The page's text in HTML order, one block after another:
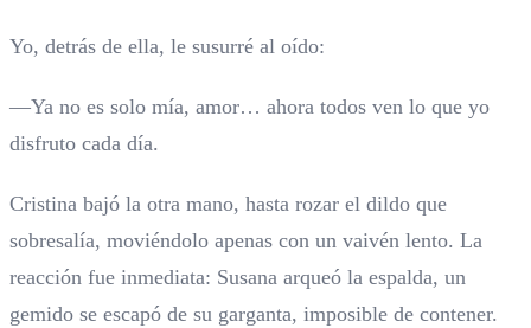
Yo, detrás de ella, le susurré al oído:
—Ya no es solo mía, amor… ahora todos ven lo que yo
disfruto cada día.
Cristina bajó la otra mano, hasta rozar el dildo que
sobresalía, moviéndolo apenas con un vaivén lento. La
reacción fue inmediata: Susana arqueó la espalda, un
gemido se escapó de su garganta, imposible de contener.